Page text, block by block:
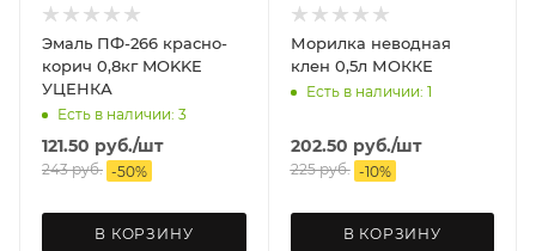
Эмаль ПФ-266 красно-
корич 0,8кг MOKKE
УЦЕНКА
Есть в наличии: 3
121.50 руб./шт
243руб. -50%
В КОРЗИНУ
Морилка неводная
клен 0,5л МОККЕ
Есть в наличии: 1
202.50 руб./шт
225руб. -10%
В КОРЗИНУ